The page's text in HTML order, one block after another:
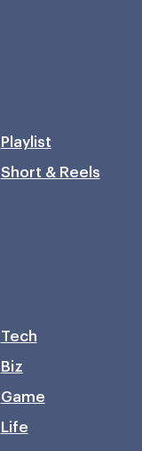
Playlist
Short & Reels
Tech
Biz
Game
Life